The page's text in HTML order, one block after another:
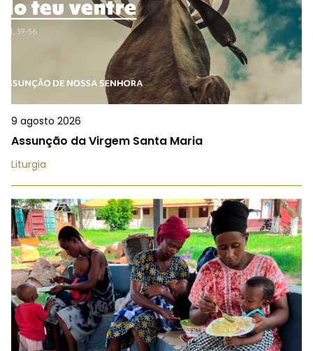
9 agosto 2026
Assunção da Virgem Santa Maria
Liturgia